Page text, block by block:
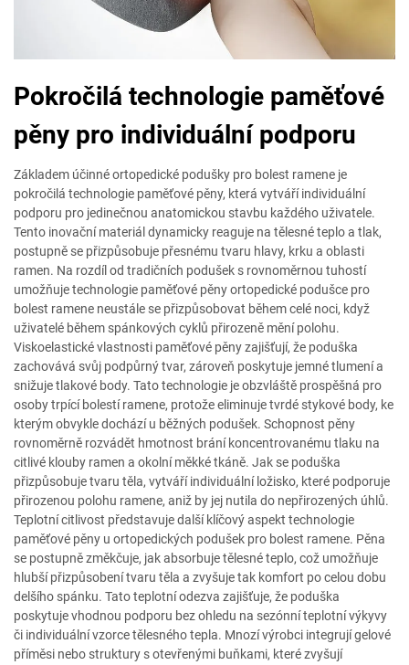
Pokročilá technologie paměťové
pěny pro individuální podporu
Základem účinné ortopedické podušky pro bolest ramene je
pokročilá technologie paměťové pěny, která vytváří individuální
podporu pro jedinečnou anatomickou stavbu každého uživatele.
Tento inovační materiál dynamicky reaguje na tělesné teplo a tlak,
postupně se přizpůsobuje přesnému tvaru hlavy, krku a oblasti
ramen. Na rozdíl od tradičních podušek s rovnoměrnou tuhostí
umožňuje technologie paměťové pěny ortopedické podušce pro
bolest ramene neustále se přizpůsobovat během celé noci, když
uživatelé během spánkových cyklů přirozeně mění polohu.
Viskoelastické vlastnosti paměťové pěny zajišťují, že poduška
zachovává svůj podpůrný tvar, zároveň poskytuje jemné tlumení a
snižuje tlakové body. Tato technologie je obzvláště prospěšná pro
osoby trpící bolestí ramene, protože eliminuje tvrdé stykové body, ke
kterým obvykle dochází u běžných podušek. Schopnost pěny
rovnoměrně rozvádět hmotnost brání koncentrovanému tlaku na
citlivé klouby ramen a okolní měkké tkáně. Jak se poduška
přizpůsobuje tvaru těla, vytváří individuální ložisko, které podporuje
přirozenou polohu ramene, aniž by jej nutila do nepřirozených úhlů.
Teplotní citlivost představuje další klíčový aspekt technologie
paměťové pěny u ortopedických podušek pro bolest ramene. Pěna
se postupně změkčuje, jak absorbuje tělesné teplo, což umožňuje
hlubší přizpůsobení tvaru těla a zvyšuje tak komfort po celou dobu
delšího spánku. Tato teplotní odezva zajišťuje, že poduška
poskytuje vhodnou podporu bez ohledu na sezónní teplotní výkyvy
či individuální vzorce tělesného tepla. Mnozí výrobci integrují gelové
příměsi nebo struktury s otevřenými buňkami, které zvyšují